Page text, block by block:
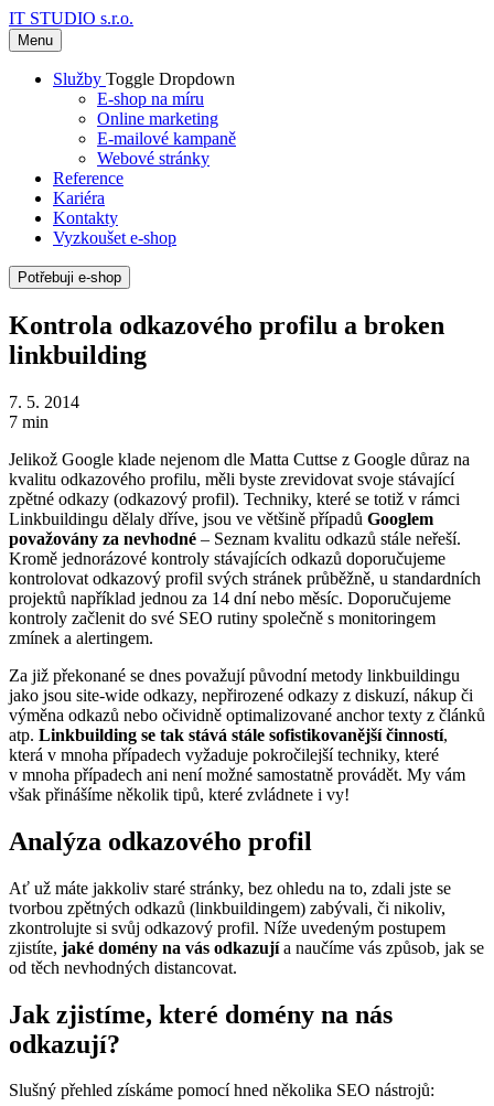
IT STUDIO s.r.o.
Menu
Služby Toggle Dropdown
E-shop na míru
Online marketing
E-mailové kampaně
Webové stránky
Reference
Kariéra
Kontakty
Vyzkoušet e-shop
Potřebuji e-shop
Kontrola odkazového profilu a broken
linkbuilding
7. 5. 2014
7 min
Jelikož Google klade nejenom dle Matta Cuttse z Google důraz na
kvalitu odkazového profilu, měli byste zrevidovat svoje stávající
zpětné odkazy (odkazový profil). Techniky, které se totiž v rámci
Linkbuildingu dělaly dříve, jsou ve většině případů Googlem
považovány za nevhodné – Seznam kvalitu odkazů stále neřeší.
Kromě jednorázové kontroly stávajících odkazů doporučujeme
kontrolovat odkazový profil svých stránek průběžně, u standardních
projektů například jednou za 14 dní nebo měsíc. Doporučujeme
kontroly začlenit do své SEO rutiny společně s monitoringem
zmínek a alertingem.
Za již překonané se dnes považují původní metody linkbuildingu
jako jsou site-wide odkazy, nepřirozené odkazy z diskuzí, nákup či
výměna odkazů nebo očividně optimalizované anchor texty z článků
atp. Linkbuilding se tak stává stále sofistikovanější činností,
která v mnoha případech vyžaduje pokročilejší techniky, které
v mnoha případech ani není možné samostatně provádět. My vám
však přinášíme několik tipů, které zvládnete i vy!
Analýza odkazového profil
Ať už máte jakkoliv staré stránky, bez ohledu na to, zdali jste se
tvorbou zpětných odkazů (linkbuildingem) zabývali, či nikoliv,
zkontrolujte si svůj odkazový profil. Níže uvedeným postupem
zjistíte, jaké domény na vás odkazujía naučíme vás způsob, jak se
od těch nevhodných distancovat.
Jak zjistíme, které domény na nás
odkazují?
Slušný přehled získáme pomocí hned několika SEO nástrojů: